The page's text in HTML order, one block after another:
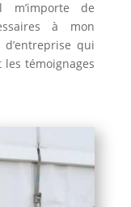
m’importe de
à mon
qui
les témoignages